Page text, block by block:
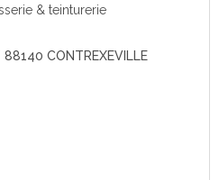
& teinturerie
88140 CONTREXEVILLE